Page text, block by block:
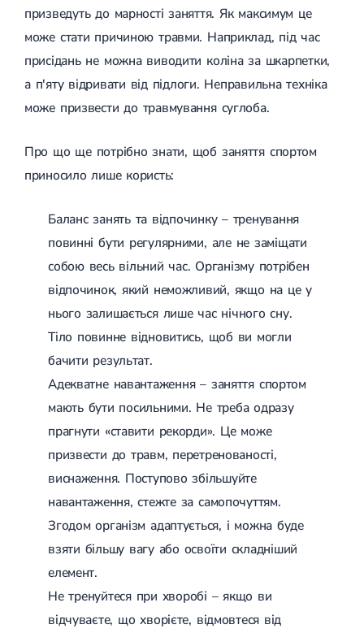
призведуть до марності заняття. Як максимум це
може стати причиною травми. Наприклад, під час
присідань не можна виводити коліна за шкарпетки,
а п'яту відривати від підлоги. Неправильна техніка
може призвести до травмування суглоба.
Про що ще потрібно знати, щоб заняття спортом
приносило лише користь:
Баланс занять та відпочинку – тренування
повинні бути регулярними, але не заміщати
собою весь вільний час. Організму потрібен
відпочинок, який неможливий, якщо на це у
нього залишається лише час нічного сну.
Тіло повинне відновитись, щоб ви могли
бачити результат.
Адекватне навантаження – заняття спортом
мають бути посильними. Не треба одразу
прагнути «ставити рекорди». Це може
призвести до травм, перетренованості,
виснаження. Поступово збільшуйте
навантаження, стежте за самопочуттям.
Згодом організм адаптується, і можна буде
взяти більшу вагу або освоїти складніший
елемент.
Не тренуйтеся при хворобі – якщо ви
відчуваєте, що хворієте, відмовтеся від